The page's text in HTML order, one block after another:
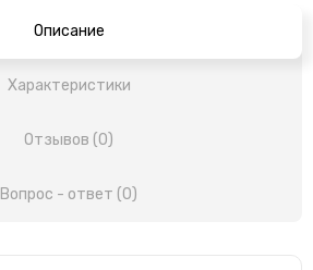
Описание
Характеристики
Отзывов (0)
Вопрос - ответ (0)